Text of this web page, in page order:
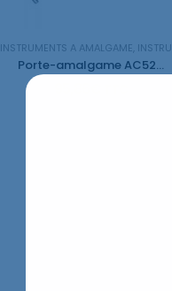
INSTRUMENTS A AMALGAME INSTRUMENTS RESTAURATION
Porte-amalgame AC5202